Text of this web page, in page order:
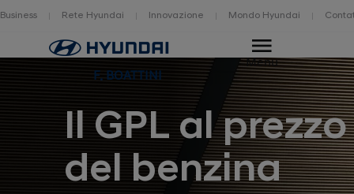
Business Rete Hyundai Innovazione Mondo Hyundai
Home
F. BOATTINI
Menu
Il GPL al prezzo
del benzina